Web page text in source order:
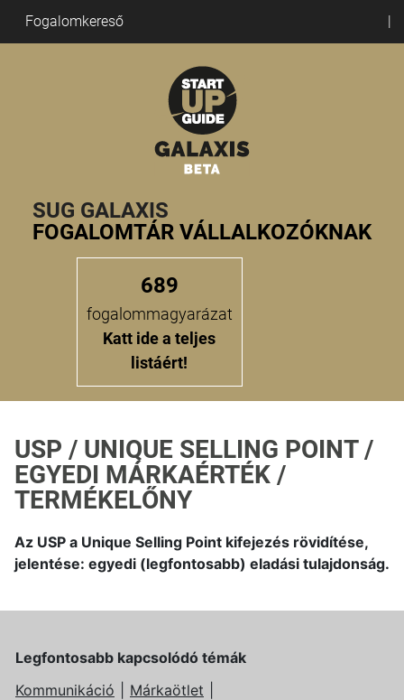
Fogalomkereső
SUG GALAXIS
FOGALOMTÁR VÁLLALKOZÓKNAK
689
fogalommagyarázat
Katt ide a teljes
listáért!
USP / UNIQUE SELLING POINT /
EGYEDI MÁRKAÉRTÉK /
TERMÉKELŐNY
Az USP a Unique Selling Point kifejezés rövidítése,
jelentése: egyedi (legfontosabb) eladási tulajdonság.
Legfontosabb kapcsolódó témák
Kommunikáció
Márkaötlet